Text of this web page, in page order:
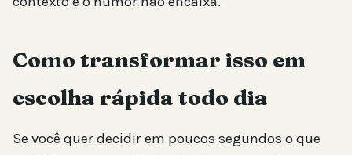
Como transformar isso em
escolha rápida todo dia
Se você quer decidir em poucos segundos o que